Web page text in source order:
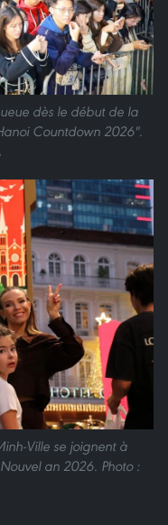
dès le début de la
Countdown 2026".
Ville se joignent à
an 2026. Photo :